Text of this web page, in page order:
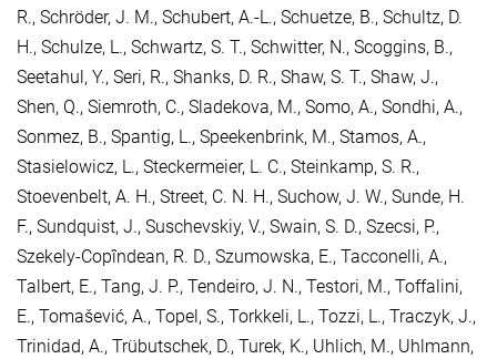
R., Schröder, J. M., Schubert, A.-L., Schuetze, B., Schultz, D.
H., Schulze, L., Schwartz, S. T., Schwitter, N., Scoggins, B.,
Seetahul, Y., Seri, R., Shanks, D. R., Shaw, S. T., Shaw, J.,
Shen, Q., Siemroth, C., Sladekova, M., Somo, A., Sondhi, A.,
Sonmez, B., Spantig, L., Speekenbrink, M., Stamos, A.,
Stasielowicz, L., Steckermeier, L. C., Steinkamp, S. R.,
Stoevenbelt, A. H., Street, C. N. H., Suchow, J. W., Sunde, H.
F., Sundquist, J., Suschevskiy, V., Swain, S. D., Szecsi, P.,
Szekely-Copîndean, R. D., Szumowska, E., Tacconelli, A.,
Talbert, E., Tang, J. P., Tendeiro, J. N., Testori, M., Toffalini,
E., Tomašević, A., Topel, S., Torkkeli, L., Tozzi, L., Traczyk, J.,
Trinidad, A., Trübutschek, D., Turek, K., Uhlich, M., Uhlmann,